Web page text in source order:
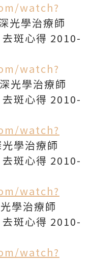
watch?
光學治療師
斑心得 2010-
watch?
光學治療師
斑心得 2010-
watch?
學治療師
斑心得 2010-
watch?
學治療師
斑心得 2010-
watch?